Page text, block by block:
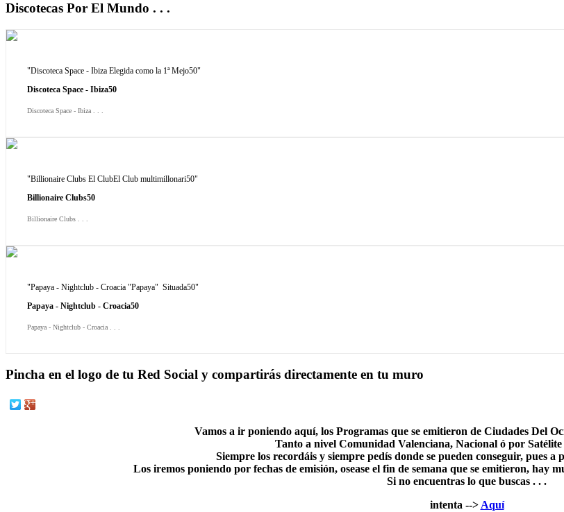
Discotecas Por El Mundo . . .
"Discoteca Space - Ibiza Elegida como la 1ª Mejo50"
Discoteca Space - Ibiza50
Discoteca Space - Ibiza . . .
"Billionaire Clubs El ClubEl Club multimillonari50"
Billionaire Clubs50
Billionaire Clubs . . .
"Papaya - Nightclub - Croacia "Papaya" Situada50"
Papaya - Nightclub - Croacia50
Papaya - Nightclub - Croacia . . .
Pincha en el logo de tu Red Social y compartirás directamente en tu muro
Vamos a ir poniendo aquí, los Programas que se emitieron de Ciudades Del
Tanto a nivel Comunidad Valenciana, Nacional ó por
Siempre los recordáis y siempre pedís donde se pueden conseguir, pues
Los iremos poniendo por fechas de emisión, osease el fin de semana que se emitieron, hay
Si no encuentras lo que buscas . . .
intenta --> Aquí